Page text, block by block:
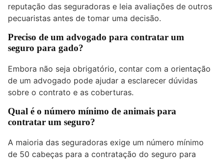
reputação das seguradoras e leia avaliações de outros
pecuaristas antes de tomar uma decisão.
Preciso de um advogado para contratar um
seguro para gado?
Embora não seja obrigatório, contar com a orientação
de um advogado pode ajudar a esclarecer dúvidas
sobre o contrato e as coberturas.
Qual é o número mínimo de animais para
contratar um seguro?
A maioria das seguradoras exige um número mínimo
de 50 cabeças para a contratação do seguro para